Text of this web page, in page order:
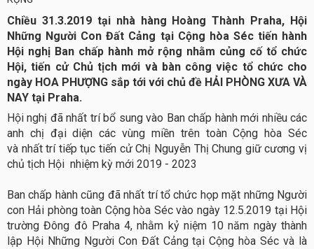
Chiều 31.3.2019 tại nhà hàng Hoàng Thành Praha, Hội
Những Người Con Đất Cảng tại Cộng hòa Séc tiến hành
Hội nghị Ban chấp hành mở rộng nhằm củng cố tổ chức
Hội, tiến cử Chủ tịch mới và bàn công việc tổ chức cho
ngày HOA PHƯỢNG sắp tới với chủ đề HẢI PHÒNG XƯA VÀ
NAY tại Praha.
Hội nghị đã nhất trí bổ sung vào Ban chấp hành mới nhiều các
anh chị đại diện các vùng miền trên toàn Cộng hòa Séc
và nhất trí tiếp tục tiến cử Chị Nguyễn Thị Chung giữ cương vị
chủ tịch Hội nhiệm kỳ mới 2019 - 2023
Ban chấp hành cũng đã nhất trí tổ chức họp mặt những Người
con Hải phòng toàn Cộng hòa Séc vào ngày 12.5.2019 tại Hội
trường Đông đô Praha 4, nhằm kỷ niệm 10 năm ngày thành
lập Hội Những Người Con Đất Cảng tại Cộng hòa Séc và là